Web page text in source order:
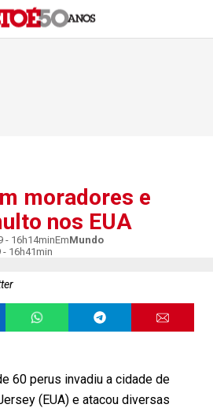
moradores e
nos EUA
- 16h14minEmMundo
16h41min
60 perus invadiu a cidade de
(EUA) e atacou diversas